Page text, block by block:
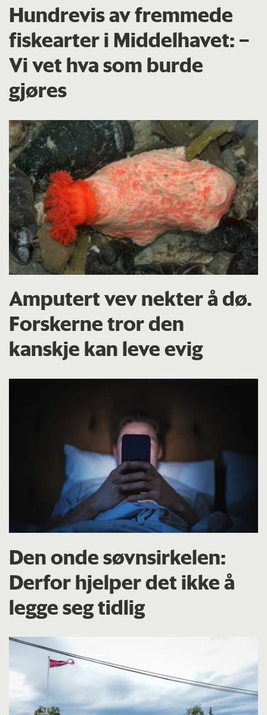
Hundrevis av fremmede
fiskearter i Middelhavet: –
Vi vet hva som burde
gjøres
Amputert vev nekter å dø.
Forskerne tror den
kanskje kan leve evig
Den onde søvnsirkelen:
Derfor hjelper det ikke å
legge seg tidlig